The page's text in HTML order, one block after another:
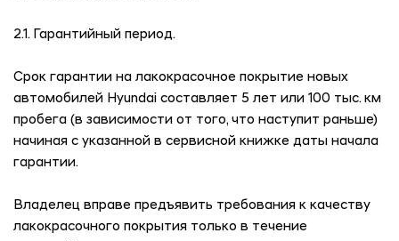
2.1. Гарантийный период.
Срок гарантии на лакокрасочное покрытие новых
автомобилей Hyundai составляет 5 лет или 100 тыс. км
пробега (в зависимости от того, что наступит раньше)
начиная с указанной в сервисной книжке даты начала
гарантии.
Владелец вправе предъявить требования к качеству
лакокрасочного покрытия только в течение